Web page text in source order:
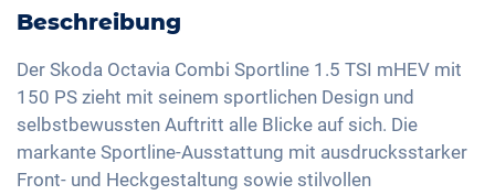
LED-Rückleuchten
Licht- und Regensensor
Aussenspiegel elektrisch verstellbar
Innenspiegel automatisch abblendend
18 Zoll Alufelgen
Kurvenlicht
Fernlichtassistent
Müdigkeitserkennung
Alarmanlage
Reifendruckkontrolle
Freisprechanlage
Sprachsteuerung
Apple Car Play
Android Auto
Touchscreen
Aktive Einparkhilfe
2-Zonen Klimaautomatik
Keyless Entry & Go
Sitzheizung vorne
Beschreibung
Der Skoda Octavia Combi Sportline 1.5 TSI mHEV mit
150 PS zieht mit seinem sportlichen Design und
selbstbewussten Auftritt alle Blicke auf sich. Die
markante Sportline-Ausstattung mit ausdrucksstarker
Front- und Heckgestaltung sowie stilvollen